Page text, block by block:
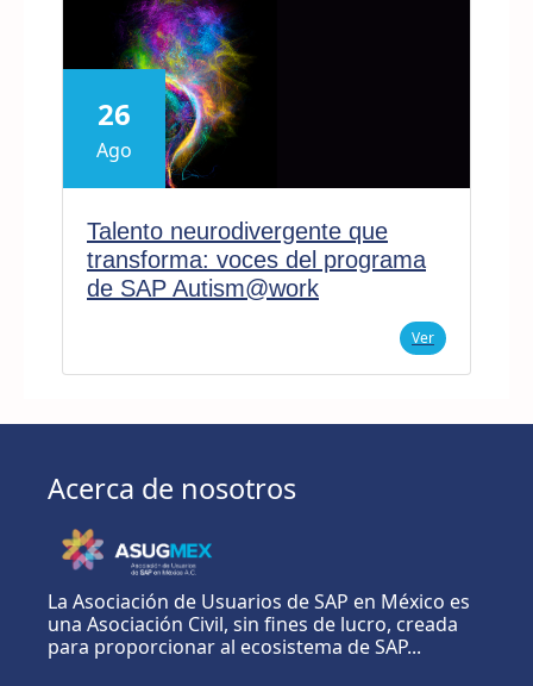
26
Ago
Talento neurodivergente que
transforma: voces del programa
de SAP Autism@work
Ver
Acerca de nosotros
La Asociación de Usuarios de SAP en México es
una Asociación Civil, sin fines de lucro, creada
para proporcionar al ecosistema de SAP...